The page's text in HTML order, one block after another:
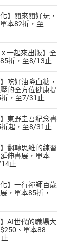
】閱來閱好玩，
本82折，至
x 一起來出版】全
折，至8/13止
吃好油降血糖，
的全方位健康提
，至7/31止
】東野圭吾紀念書
起，至8/31止
】翻轉思維的練習
伸書展，單本
止
化】一行禪師百歲
，單本85折，
】AI世代的職場大
、單本88